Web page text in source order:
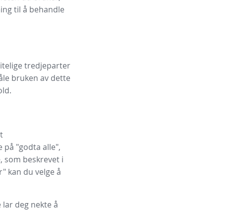
til å behandle
tredjeparter
bruken av dette
på "godta alle",
som beskrevet i
kan du velge å
deg nekte å